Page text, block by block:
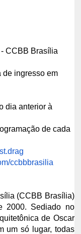
CCBB Brasília
de ingresso em
dia anterior à
de cada
ccbbbrasilia
(CCBB Brasília)
2000. Sediado no
de Oscar
um só lugar, todas